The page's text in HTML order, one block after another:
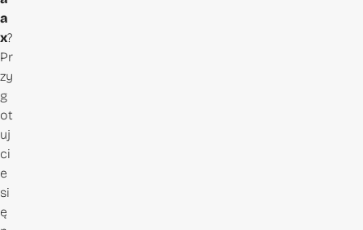
a
x?
Pr
zy
g
ot
uj
ci
e
si
ę